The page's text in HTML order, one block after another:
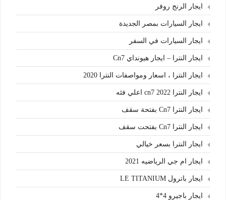
ايجار الرنج روفر
ايجار السيارات بمصر الجديدة
ايجار السيارات في السفر
ايجار النترا – ايجار هيونداي Cn7
ايجار النترا ، اسعار ومواصفات النترا 2020
ايجار النترا cn7 2022 اعلي فئه
ايجار النترا Cn7 بفتحة سقف
ايجار النترا Cn7 بفتحت سقف
ايجار النترا بسعر خيالي
ايجار ام جي الرياضيه 2021
ايجار باترول LE TITANIUM
ايجار باجيرو 4*4